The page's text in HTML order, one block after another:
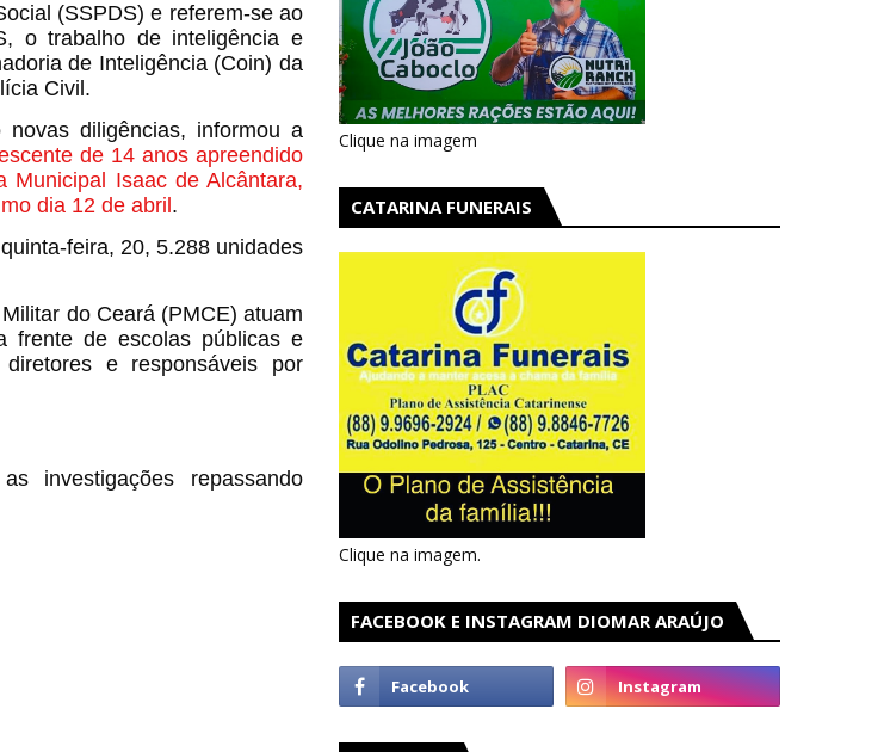
(SSPDS) e referem-se ao
o trabalho de inteligência e
de Inteligência (Coin) da
Civil.
diligências, informou a
de 14 anos apreendido
Isaac de Alcântara,
dia 12 de abril .
feira, 20, 5.288 unidades
do Ceará (PMCE) atuam
frente de escolas públicas e
e responsáveis por
investigações repassando
Clique na imagem
CATARINA FUNERAIS
Clique na imagem.
FACEBOOK E INSTAGRAM DIOMAR ARAÚJO